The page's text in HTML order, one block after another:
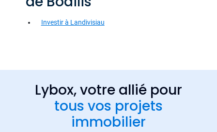
Investir à Landivisiau
Lybox, votre allié pour
tous vos projets
immobilier